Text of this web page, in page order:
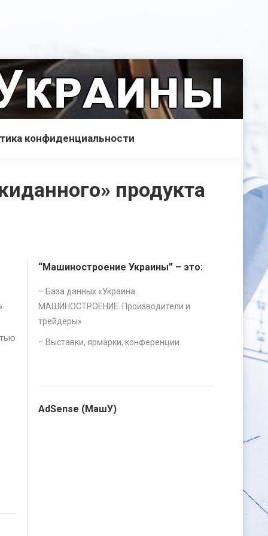
конфиденциальности
продукта
“Машиностроение Украины” – это:
– База данных «Украина.
МАШИНОСТРОЕНИЕ. Производители и
трейдеры»
– Выставки, ярмарки, конференции
AdSense (МашУ)